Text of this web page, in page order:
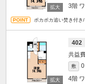
3階
ポカポカ追い焚き付
402
敷
4階